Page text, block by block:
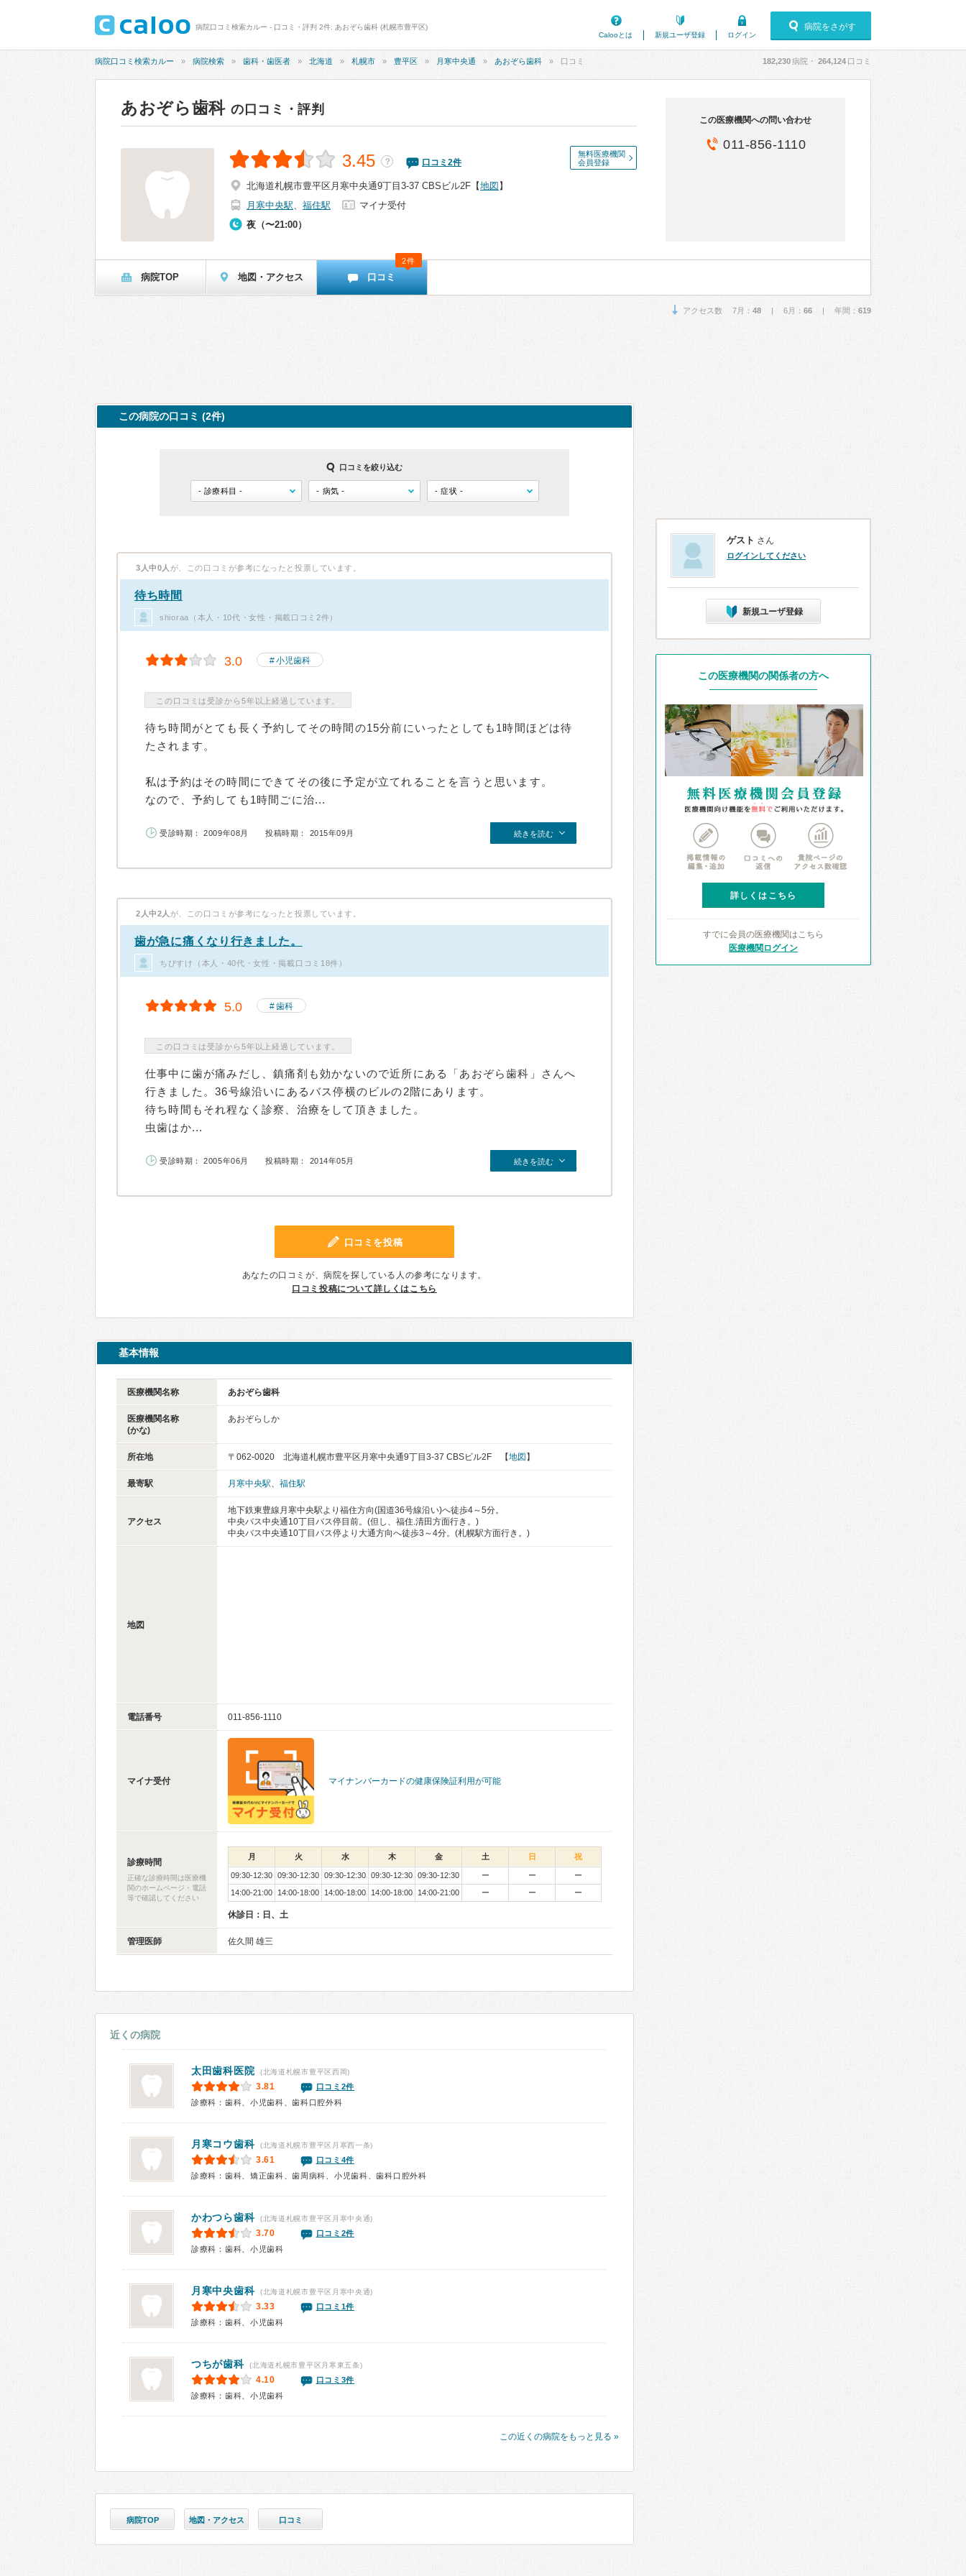
病院口コミ検索カルー - 口コミ・評判 2件: あおぞら歯科 (札幌市豊平区)
Calooとは
新規ユーザ登録 ログイン
病院をさがす
病院口コミ検索カルー 病院検索 歯科・歯医者 北海道 札幌市 豊平区 月寒中央通 あおぞら歯科 口コミ 182,230病院・ 264,124 口コミ
あおぞら歯科 の口コミ・評判
無料医療機関
会員登録
3.45 ？ 口コミ 2件
北海道札幌市豊平区月寒中央通9丁目3-37 CBSビル2F 【地図 】
月寒中央駅、 福住駅
マイナ受付
夜（〜21:00）
この医療機関への問い合わせ
011-856-1110
病院TOP 地図・アクセス 口コミ
2件
アクセス数 7月： 48 | 6月： 66 | 年間： 619
この病院の口コミ (2件)
口コミを絞り込む
3人中0人 が、この口コミが参考になったと投票しています。
待ち時間
shioraa（本人・10代・女性・掲載口コミ2件）
3.0 小児歯科
この口コミは受診から5年以上経過しています。
待ち時間がとても長く予約してその時間の15分前にいったとしても1時間ほどは待
たされます。
私は予約はその時間にできてその後に予定が立てれることを言うと思います。
なので、予約しても1時間ごに治...
受診時期： 2009年08月 投稿時期： 2015年09月 続きを読む
2人中2人 が、この口コミが参考になったと投票しています。
歯が急に痛くなり行きました。
ちびすけ（本人・40代・女性・掲載口コミ18件）
5.0 歯科
この口コミは受診から5年以上経過しています。
仕事中に歯が痛みだし、鎮痛剤も効かないので近所にある「あおぞら歯科」さんへ
行きました。36号線沿いにあるバス停横のビルの2階にあります。
待ち時間もそれ程なく診察、治療をして頂きました。
虫歯はか...
受診時期： 2005年06月 投稿時期： 2014年05月 続きを読む
口コミを投稿
あなたの口コミが、病院を探している人の参考になります。
口コミ投稿について詳しくはこちら
基本情報
医療機関名称 あおぞら歯科
医療機関名称
(かな)
あおぞらしか
所在地 〒062-0020 北海道札幌市豊平区月寒中央通9丁目3-37 CBSビル2F 【地図 】
最寄駅 月寒中央駅、 福住駅
アクセス
地下鉄東豊線月寒中央駅より福住方向(国道36号線沿い)へ徒歩4～5分。
中央バス中央通10丁目バス停目前。(但し、福住.清田方面行き。)
中央バス中央通10丁目バス停より大通方向へ徒歩3～4分。(札幌駅方面行き。)
地図
電話番号 011-856-1110
マイナ受付 マイナンバーカードの健康保険証利用が可能
診療時間
正確な診療時間は医療機
関のホームページ・電話
等で確認してください
月 火 水 木 金 土 日 祝
09:30-12:30 09:30-12:30 09:30-12:30 09:30-12:30 09:30-12:30 ー ー
ー
14:00-21:00
14:00-18:00 14:00-18:00 14:00-18:00 14:00-21:00 ー ー ー
休診日：日、土
管理医師 佐久間 雄三
近くの病院
太田歯科医院 (北海道札幌市豊平区西岡)
3.81
口コミ2件
診療科：歯科、小児歯科、歯科口腔外科
月寒コウ歯科 (北海道札幌市豊平区月寒西一条)
3.61
口コミ4件
診療科：歯科、矯正歯科、歯周病科、小児歯科、歯科口腔外科
かわつら歯科 (北海道札幌市豊平区月寒中央通)
3.70
口コミ2件
診療科：歯科、小児歯科
月寒中央歯科 (北海道札幌市豊平区月寒中央通)
3.33
口コミ1件
診療科：歯科、小児歯科
つちが歯科 (北海道札幌市豊平区月寒東五条)
4.10
口コミ3件
診療科：歯科、小児歯科
この近くの病院をもっと見る »
病院TOP 地図・アクセス 口コミ
ゲスト さん
ログインしてください
新規ユーザ登録
この医療機関の関係者の方へ
詳しくはこちら
すでに会員の医療機関はこちら
医療機関ログイン